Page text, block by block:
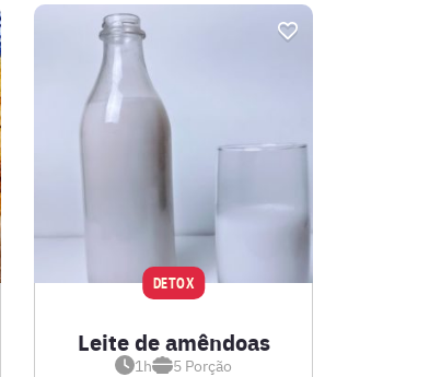
DETOX
Leite de amêndoas
1h 5 Porção